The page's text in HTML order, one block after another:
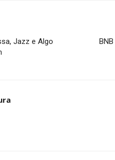
Jazz e Algo